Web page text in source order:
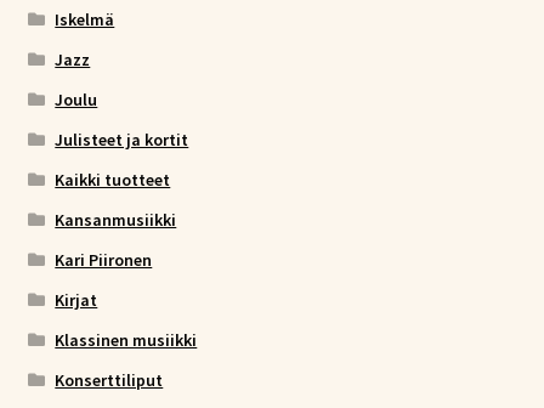
Iskelmä
Jazz
Joulu
Julisteet ja kortit
Kaikki tuotteet
Kansanmusiikki
Kari Piironen
Kirjat
Klassinen musiikki
Konserttiliput